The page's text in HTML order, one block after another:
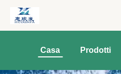
Casa Prodotti